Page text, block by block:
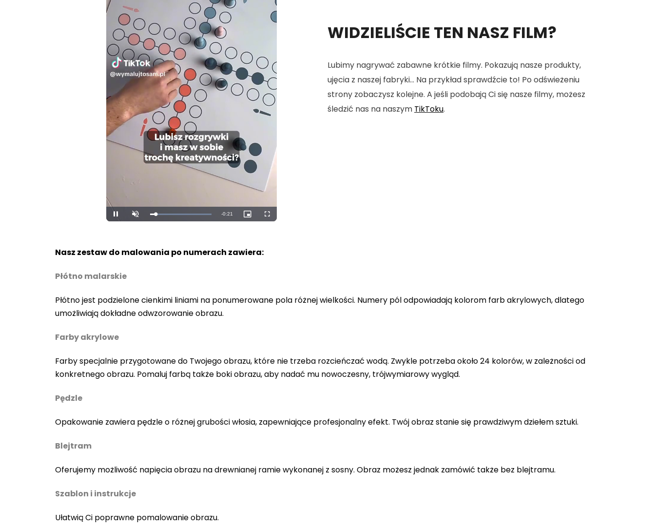
Pause Unmute Loaded:
100.00%
Remaining
-0:19
Picture-
in-
Fullscreen
WIDZIELIŚCIE TEN NASZ FILM?
Lubimy nagrywać zabawne krótkie filmy. Pokazują nasze produkty,
ujęcia z naszej fabryki... Na przykład sprawdźcie to! Po odświeżeniu
strony zobaczysz kolejne. A jeśli podobają Ci się nasze filmy, możesz
śledzić nas na naszym TikToku.
Nasz zestaw do malowania po numerach zawiera:
Płótno malarskie
Płótno jest podzielone cienkimi liniami na ponumerowane pola różnej wielkości. Numery pól odpowiadają kolorom farb akrylowych, dlatego
umożliwiają dokładne odwzorowanie obrazu.
Farby akrylowe
Farby specjalnie przygotowane do Twojego obrazu, które nie trzeba rozcieńczać wodą. Zwykle potrzeba około 24 kolorów, w zależności od
konkretnego obrazu. Pomaluj farbą także boki obrazu, aby nadać mu nowoczesny, trójwymiarowy wygląd.
Pędzle
Opakowanie zawiera pędzle o różnej grubości włosia, zapewniające profesjonalny efekt. Twój obraz stanie się prawdziwym dziełem sztuki.
Blejtram
Oferujemy możliwość napięcia obrazu na drewnianej ramie wykonanej z sosny. Obraz możesz jednak zamówić także bez blejtramu.
Szablon i instrukcje
Ułatwią Ci poprawne pomalowanie obrazu.